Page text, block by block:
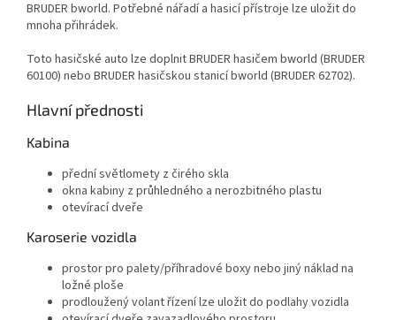
BRUDER bworld. Potřebné nářadí a hasicí přístroje lze uložit do
mnoha přihrádek.
Toto hasičské auto lze doplnit BRUDER hasičem bworld (BRUDER
60100) nebo BRUDER hasičskou stanicí bworld (BRUDER 62702).
Hlavní přednosti
Kabina
přední světlomety z čirého skla
okna kabiny z průhledného a nerozbitného plastu
otevírací dveře
Karoserie vozidla
prostor pro palety/příhradové boxy nebo jiný náklad na
ložné ploše
prodloužený volant řízení lze uložit do podlahy vozidla